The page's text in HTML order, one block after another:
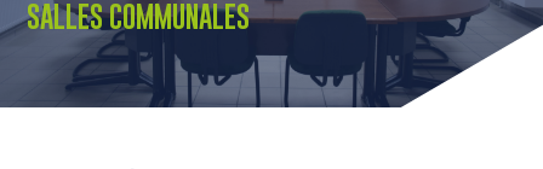
SALLES COMMUNALES